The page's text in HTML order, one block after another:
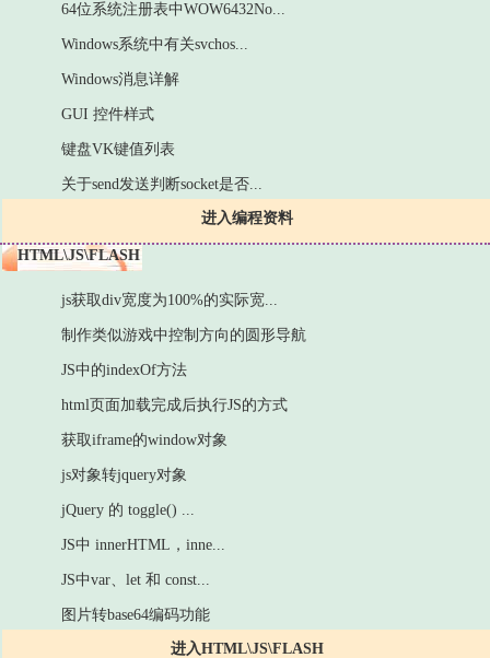
进入编程资料
64位系统注册表中WOW6432No...
Windows系统中有关svchos...
Windows消息详解
GUI 控件样式
键盘VK键值列表
关于send发送判断socket是否...
HTML\JS\FLASH
进入HTML\JS\FLASH
js获取div宽度为100%的实际宽...
制作类似游戏中控制方向的圆形导航
JS中的indexOf方法
html页面加载完成后执行JS的方式
获取iframe的window对象
js对象转jquery对象
jQuery 的 toggle() ...
JS中 innerHTML，inne...
JS中var、let 和 const...
图片转base64编码功能